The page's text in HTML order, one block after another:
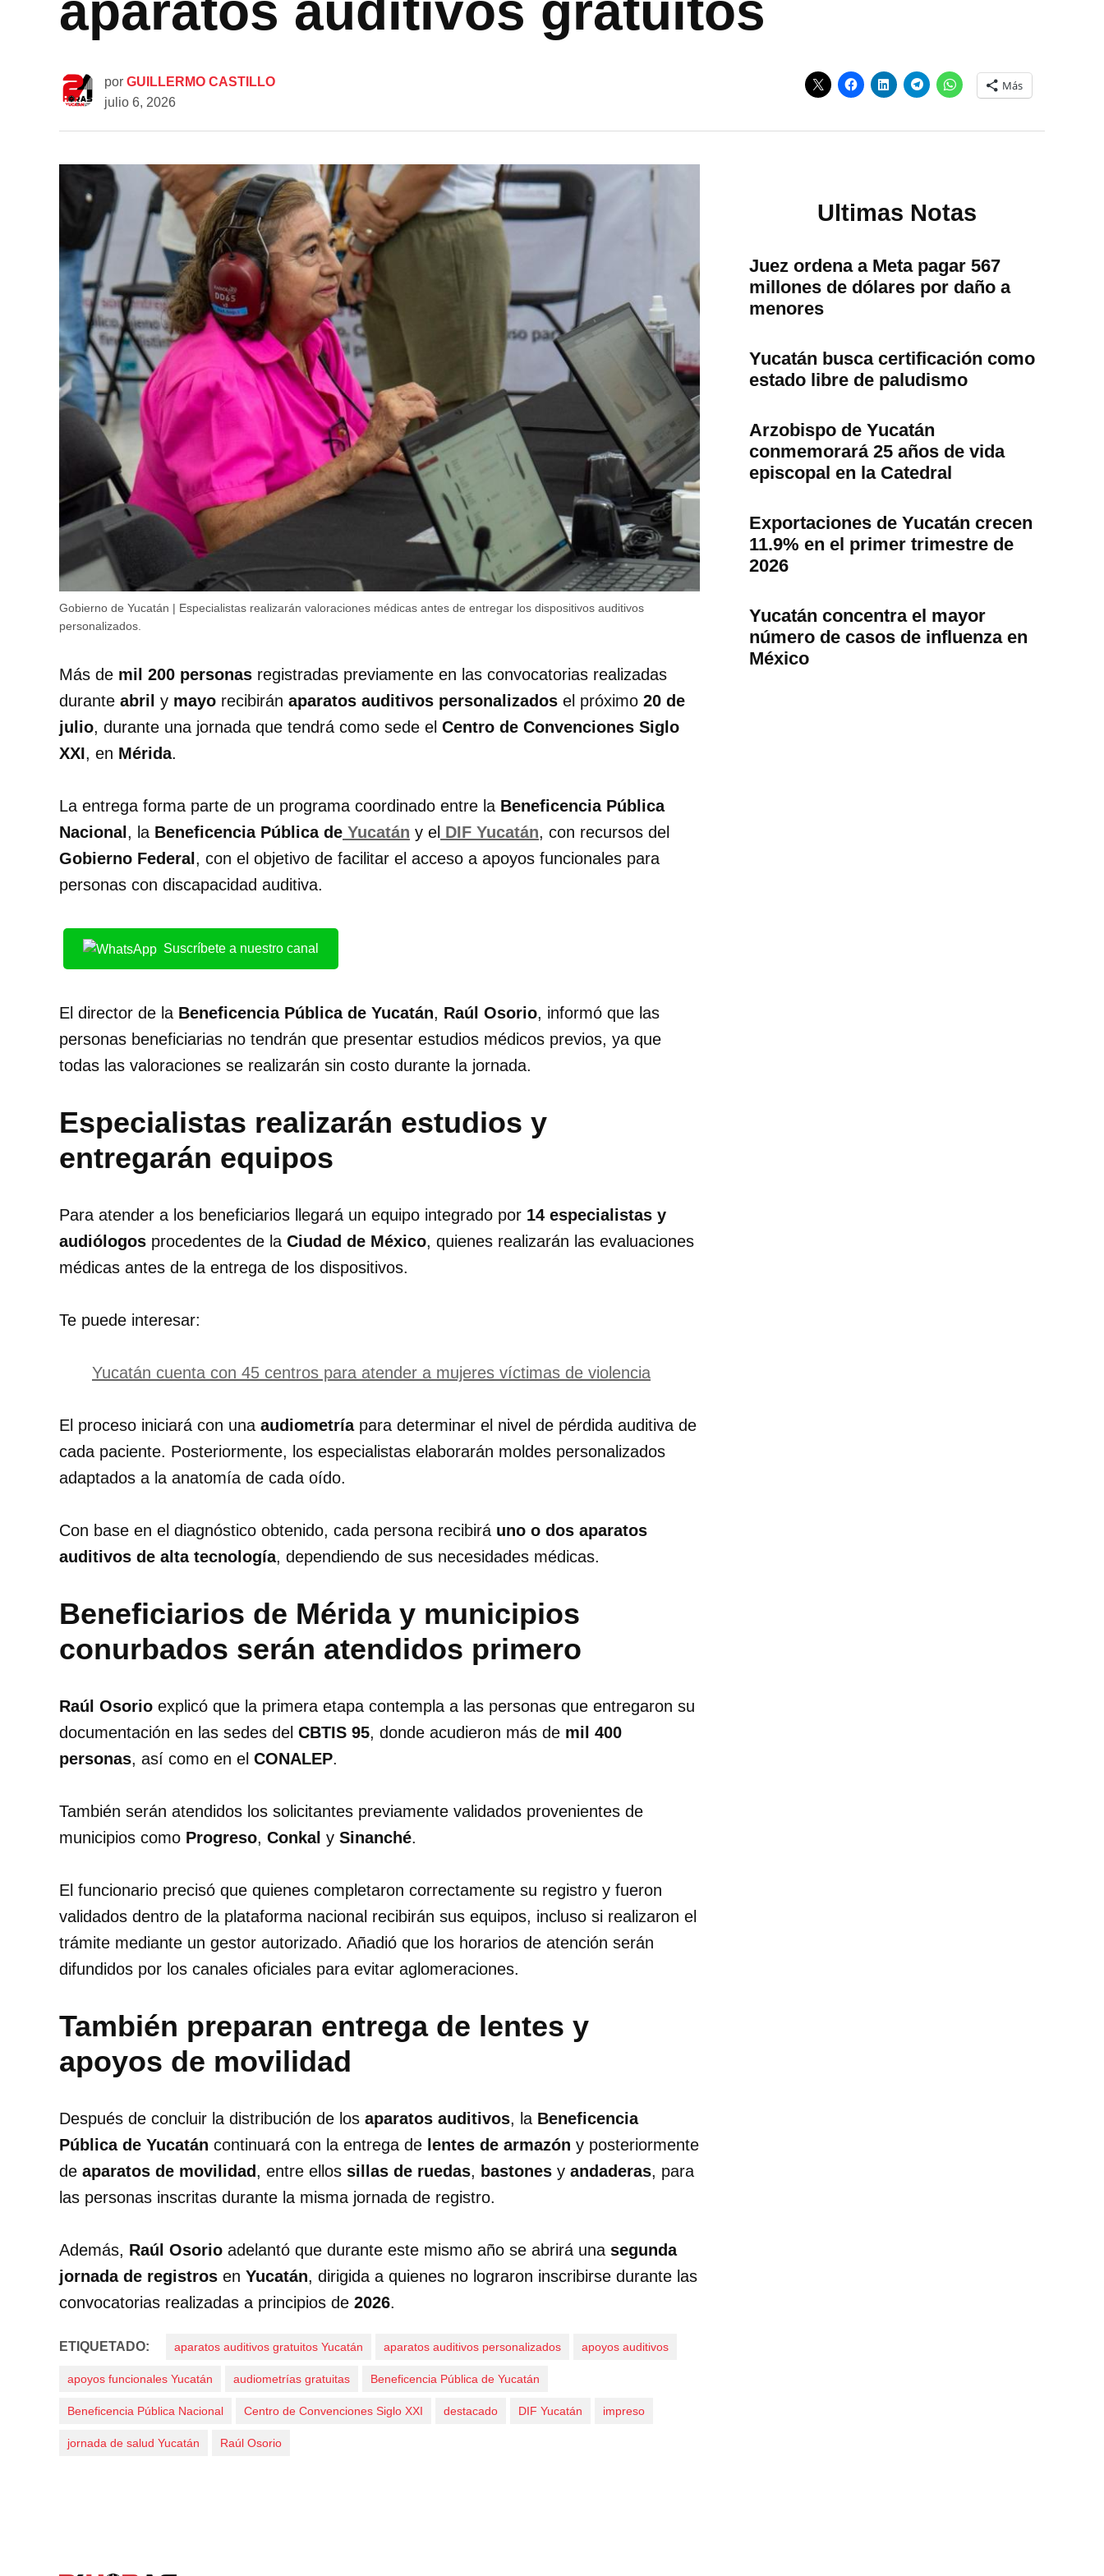
por GUILLERMO CASTILLO
julio 6, 2026
Más
Gobierno de Yucatán | Especialistas realizarán valoraciones médicas antes de entregar los dispositivos auditivos
personalizados.
Más de mil 200 personas registradas previamente en las convocatorias realizadas
durante abril y mayo recibirán aparatos auditivos personalizados el próximo 20 de
julio, durante una jornada que tendrá como sede el Centro de Convenciones Siglo
XXI, en Mérida.
La entrega forma parte de un programa coordinado entre la Beneficencia Pública
Nacional , la Beneficencia Pública de Yucatán y el DIF Yucatán, con recursos del
Gobierno Federal , con el objetivo de facilitar el acceso a apoyos funcionales para
personas con discapacidad auditiva.
Suscríbete a nuestro canal
El director de la Beneficencia Pública de Yucatán, Raúl Osorio, informó que las
personas beneficiarias no tendrán que presentar estudios médicos previos, ya que
todas las valoraciones se realizarán sin costo durante la jornada.
Especialistas realizarán estudios y
entregarán equipos
Para atender a los beneficiarios llegará un equipo integrado por 14 especialistas y
audiólogos procedentes de la Ciudad de México, quienes realizarán las evaluaciones
médicas antes de la entrega de los dispositivos.
Te puede interesar:
Yucatán cuenta con 45 centros para atender a mujeres víctimas de violencia
El proceso iniciará con una audiometríapara determinar el nivel de pérdida auditiva de
cada paciente. Posteriormente, los especialistas elaborarán moldes personalizados
adaptados a la anatomía de cada oído.
Con base en el diagnóstico obtenido, cada persona recibirá uno o dos aparatos
auditivos de alta tecnología, dependiendo de sus necesidades médicas.
Beneficiarios de Mérida y municipios
conurbados serán atendidos primero
Raúl Osorio explicó que la primera etapa contempla a las personas que entregaron su
documentación en las sedes del CBTIS 95, donde acudieron más de mil 400
personas, así como en el CONALEP.
También serán atendidos los solicitantes previamente validados provenientes de
municipios como Progreso, Conkal y Sinanché.
El funcionario precisó que quienes completaron correctamente su registro y fueron
validados dentro de la plataforma nacional recibirán sus equipos, incluso si realizaron el
trámite mediante un gestor autorizado. Añadió que los horarios de atención serán
difundidos por los canales oficiales para evitar aglomeraciones.
También preparan entrega de lentes y
apoyos de movilidad
Después de concluir la distribución de los aparatos auditivos, la Beneficencia
Pública de Yucatán continuará con la entrega de lentes de armazón y posteriormente
de aparatos de movilidad , entre ellos sillas de ruedas, bastones y andaderas, para
las personas inscritas durante la misma jornada de registro.
Además, Raúl Osorio adelantó que durante este mismo año se abrirá una segunda
jornada de registros en Yucatán, dirigida a quienes no lograron inscribirse durante las
convocatorias realizadas a principios de 2026.
ETIQUETADO: aparatos auditivos gratuitos Yucatán aparatos auditivos personalizados apoyos auditivos
apoyos funcionales Yucatán audiometrías gratuitas Beneficencia Pública de Yucatán
Beneficencia Pública Nacional Centro de Convenciones Siglo XXI destacado DIF Yucatán impreso
jornada de salud Yucatán Raúl Osorio
Ultimas Notas
Juez ordena a Meta pagar 567
millones de dólares por daño a
menores
Yucatán busca certificación como
estado libre de paludismo
Arzobispo de Yucatán
conmemorará 25 años de vida
episcopal en la Catedral
Exportaciones de Yucatán crecen
11.9% en el primer trimestre de
2026
Yucatán concentra el mayor
número de casos de influenza en
México